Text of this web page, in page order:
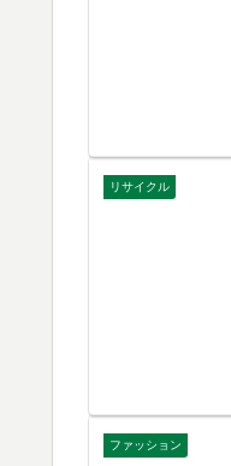
リサイクル
ファッション